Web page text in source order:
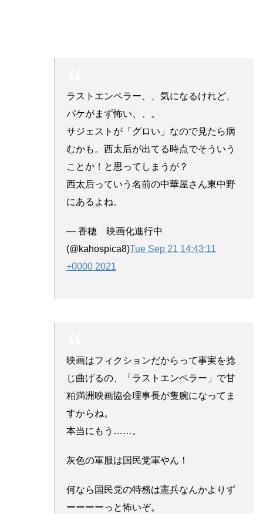
ラストエンペラー、、気になるけれど、
パケがまず怖い、、。
サジェストが「グロい」なので見たら病
むかも。西太后が出てる時点でそういう
ことか！と思ってしまうが？
西太后っていう名前の中華屋さん東中野
にあるよね。
— 香穂 映画化進行中
(@kahospica8)Tue Sep 21 14:43:11
+0000 2021
映画はフィクションだからって事実を捻
じ曲げるの、「ラストエンペラー」で甘
粕満洲映画協会理事長が隻腕になってま
すからね。
本当にもう……。
灰色の軍服は国民党軍やん！
何なら国民党の特務は憲兵なんかよりず
ーーーーっと怖いぞ。